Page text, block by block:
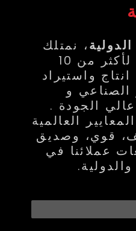
، نمتلك
خبرة طويلة تمتد لأكثر من 10
واستيراد
الصناعي و
الجودة .
العالمية
قوي، وصديق
عملائنا في